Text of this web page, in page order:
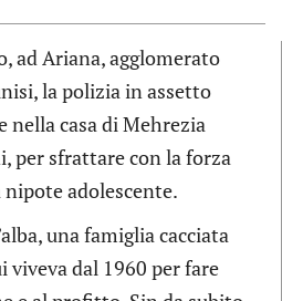
ad Ariana, agglomerato
la polizia in assetto
casa di Mehrezia
per sfrattare con la forza
nipote adolescente.
una famiglia cacciata
viveva dal 1960 per fare